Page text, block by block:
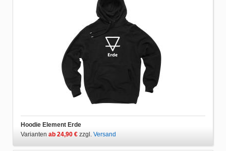
Hoodie Element Erde
Varianten ab 24,90 € zzgl. Versand